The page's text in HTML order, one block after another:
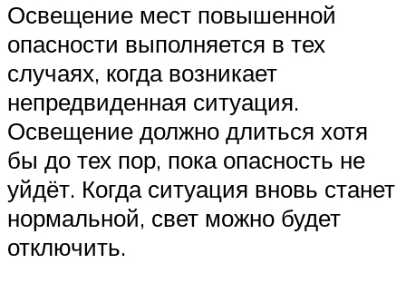
Освещение мест повышенной
опасности выполняется в тех
случаях, когда возникает
непредвиденная ситуация.
Освещение должно длиться хотя
бы до тех пор, пока опасность не
уйдёт. Когда ситуация вновь станет
нормальной, свет можно будет
отключить.